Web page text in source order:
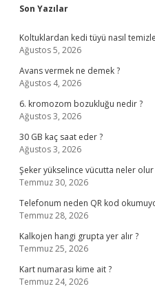
Sidebar
Son Yazılar
Koltuklardan kedi tüyü nasıl
Ağustos 5, 2026
Avans vermek ne demek ?
Ağustos 4, 2026
6. kromozom bozukluğu nedir ?
Ağustos 3, 2026
30 GB kaç saat eder ?
Ağustos 3, 2026
Şeker yükselince vücutta neler olur
Temmuz 30, 2026
Telefonum neden QR kod
Temmuz 28, 2026
Kalkojen hangi grupta yer alır ?
Temmuz 25, 2026
Kart numarası kime ait ?
Temmuz 24, 2026